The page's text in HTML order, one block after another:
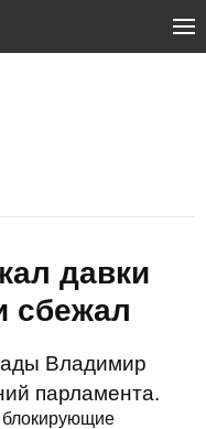
давки
сбежал
Владимир
парламента.
блокирующие